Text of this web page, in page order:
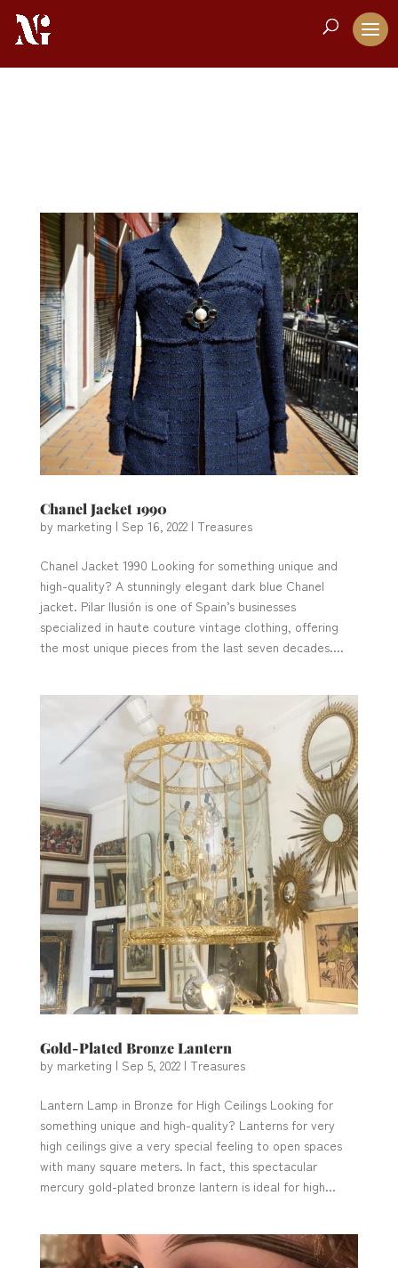
Chanel Jacket 1990
by marketing | Sep 16, 2022| Treasures
Chanel Jacket 1990 Looking for something unique and
high-quality? A stunningly elegant dark blue Chanel
jacket. Pilar Ilusión is one of Spain’s businesses
specialized in haute couture vintage clothing, offering
the most unique pieces from the last seven decades....
Gold-Plated Bronze Lantern
by marketing | Sep 5, 2022| Treasures
Lantern Lamp in Bronze for High Ceilings Looking for
something unique and high-quality? Lanterns for very
high ceilings give a very special feeling to open spaces
with many square meters. In fact, this spectacular
mercury gold-plated bronze lantern is ideal for high...